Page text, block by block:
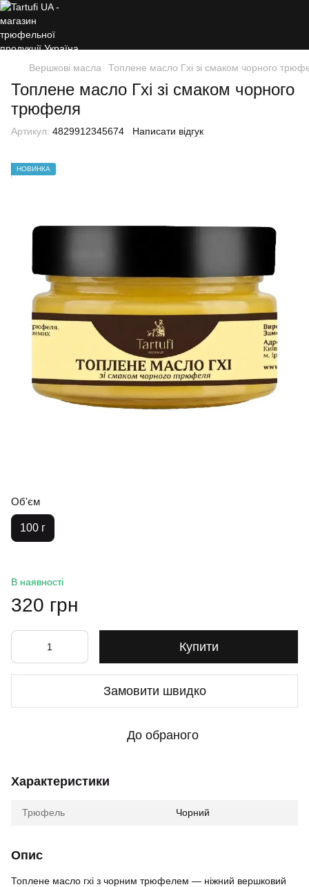
Вершкові масла Топлене масло Гхі зі смаком чорного
Топлене масло Гхі зі смаком чорного
трюфеля
Артикул: 4829912345674 Написати відгук
НОВИНКА
Об'єм
100 г
В наявності
320 грн
Купити
Замовити швидко
До обраного
Характеристики
Трюфель Чорний
Опис
Топлене масло гхі з чорним трюфелем — ніжний вершковий